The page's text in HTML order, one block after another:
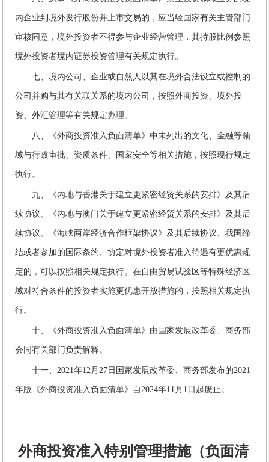
内企业到境外发行股份并上市交易的，应当经国家有关主管部门
审核同意，境外投资者不得参与企业经营管理，其持股比例参照
境外投资者境内证券投资管理有关规定执行。
七、境内公司、企业或自然人以其在境外合法设立或控制的
公司并购与其有关联关系的境内公司，按照外商投资、境外投
资、外汇管理等有关规定办理。
八、《外商投资准入负面清单》中未列出的文化、金融等领
域与行政审批、资质条件、国家安全等相关措施，按照现行规定
执行。
九、《内地与香港关于建立更紧密经贸关系的安排》及其后
续协议、《内地与澳门关于建立更紧密经贸关系的安排》及其后
续协议、《海峡两岸经济合作框架协议》及其后续协议、我国缔
结或者参加的国际条约、协定对境外投资者准入待遇有更优惠规
定的，可以按照相关规定执行。在自由贸易试验区等特殊经济区
域对符合条件的投资者实施更优惠开放措施的，按照相关规定执
行。
十、《外商投资准入负面清单》由国家发展改革委、商务部
会同有关部门负责解释。
十一、2021年12月27日国家发展改革委、商务部发布的2021
年版《外商投资准入负面清单》自2024年11月1日起废止。
外商投资准入特别管理措施（负面清